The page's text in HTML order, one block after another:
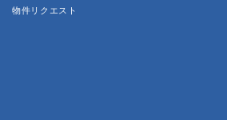
物件リクエスト